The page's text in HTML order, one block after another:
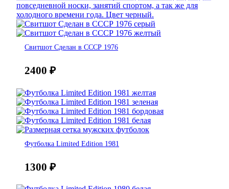
Свитшот Сделан в СССР 1976
2400 ₽
Футболка Limited Edition 1981
1300 ₽